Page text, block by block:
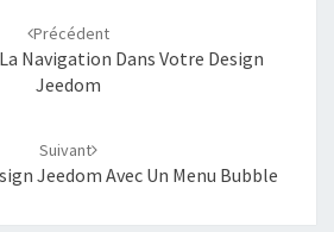
Précédent
Navigation Dans Votre Design
Jeedom
Suivant
Jeedom Avec Un Menu Bubble